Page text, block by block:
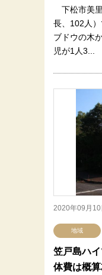
下松市美
長、102人
ブドウの木
児が1人3...
2020年09月10
地域
笠戸島ハ
体費は概